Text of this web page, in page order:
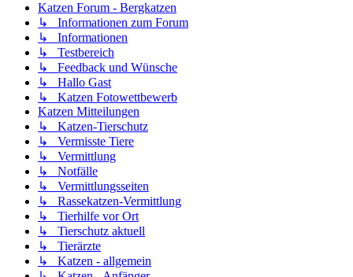
Katzen Forum - Bergkatzen
↳ Informationen zum Forum
↳ Informationen
↳ Testbereich
↳ Feedback und Wünsche
↳ Hallo Gast
↳ Katzen Fotowettbewerb
Katzen Mitteilungen
↳ Katzen-Tierschutz
↳ Vermisste Tiere
↳ Vermittlung
↳ Notfälle
↳ Vermittlungsseiten
↳ Rassekatzen-Vermittlung
↳ Tierhilfe vor Ort
↳ Tierschutz aktuell
↳ Tierärzte
↳ Katzen - allgemein